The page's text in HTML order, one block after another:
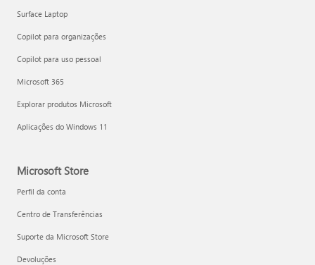
Surface Laptop
Copilot para organizações
Copilot para uso pessoal
Microsoft 365
Explorar produtos Microsoft
Aplicações do Windows 11
Microsoft Store
Perfil da conta
Centro de Transferências
Suporte da Microsoft Store
Devoluções